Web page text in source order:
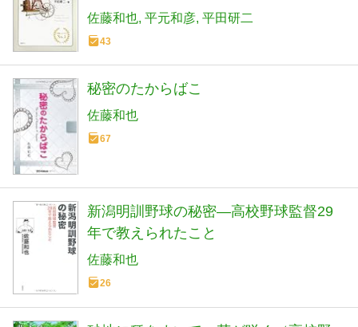
佐藤和也 平元和彦 平田研二
43
秘密のたからばこ
佐藤和也
67
新潟明訓野球の秘密―高校野球監督29
年で教えられたこと
佐藤和也
26